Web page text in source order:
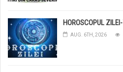
HOROSCOPUL
AUG. 6TH, 2026